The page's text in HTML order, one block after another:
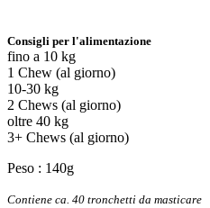
Consigli per l'alimentazione
fino a 10 kg
1 Chew (al giorno)
10-30 kg
2 Chews (al giorno)
oltre 40 kg
3+ Chews (al giorno)
Peso : 140g
Contiene ca. 40 tronchetti da masticare